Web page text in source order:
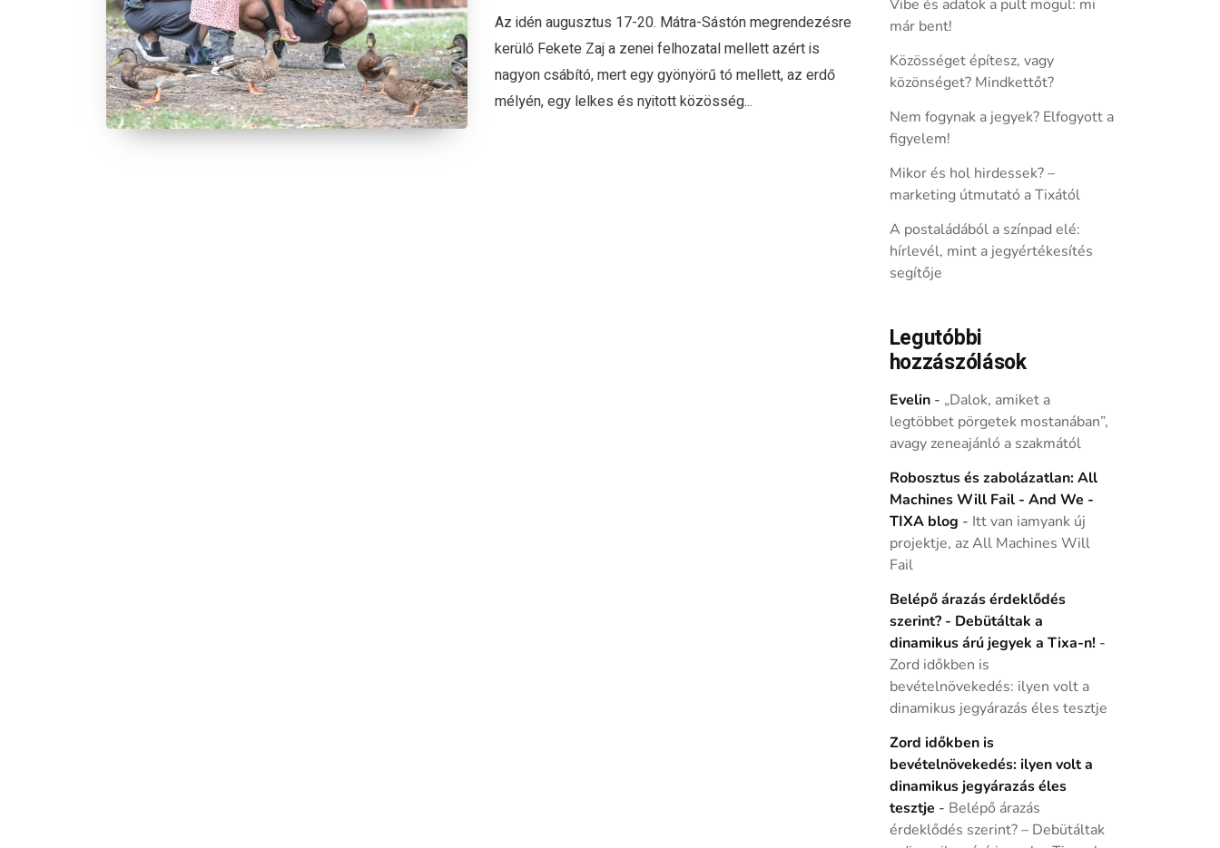
Az idén augusztus 17-20. Mátra-Sástón megrendezésre
kerülő Fekete Zaj a zenei felhozatal mellett azért is
nagyon csábító, mert egy gyönyörű tó mellett, az erdő
mélyén, egy lelkes és nyitott közösség...
Vibe és adatok a pult mögül: mi
már bent!
Közösséget építesz, vagy
közönséget? Mindkettőt?
Nem fogynak a jegyek? Elfogyott a
figyelem!
Mikor és hol hirdessek? –
marketing útmutató a Tixától
A postaládából a színpad elé:
hírlevél, mint a jegyértékesítés
segítője
Legutóbbi
hozzászólások
Evelin- „Dalok, amiket a
legtöbbet pörgetek mostanában”,
avagy zeneajánló a szakmától
Robosztus és zabolázatlan: All
Machines Will Fail - And We -
TIXA blog - Itt van iamyank új
projektje, az All Machines Will
Fail
Belépő árazás érdeklődés
szerint? - Debütáltak a
dinamikus árú jegyek a Tixa-n! -
Zord időkben is
bevételnövekedés: ilyen volt a
dinamikus jegyárazás éles tesztje
Zord időkben is
bevételnövekedés: ilyen volt a
dinamikus jegyárazás éles
tesztje - Belépő árazás
érdeklődés szerint? – Debütáltak